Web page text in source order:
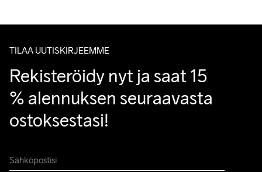
kysymyksiisi.
TILAA UUTISKIRJEEMME
Rekisteröidy nyt ja saat 15
% alennuksen seuraavasta
ostoksestasi!